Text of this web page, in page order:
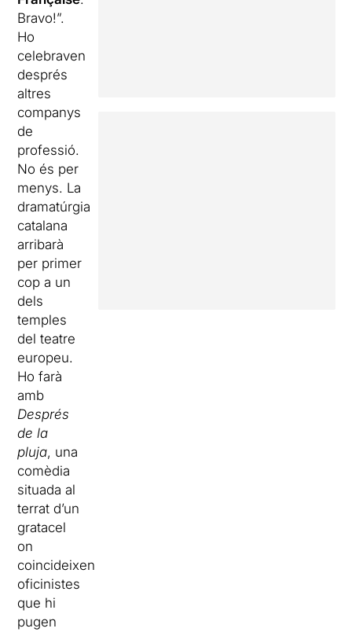
Bravo!”.
Ho
celebraven
després
altres
companys
de
professió.
No és per
menys. La
dramatúrgia
catalana
arribarà
per primer
cop a un
dels
temples
del teatre
europeu.
Ho farà
amb
Després
de la
pluja, una
comèdia
situada al
terrat d’un
gratacel
on
coincideixen
oficinistes
que hi
pugen